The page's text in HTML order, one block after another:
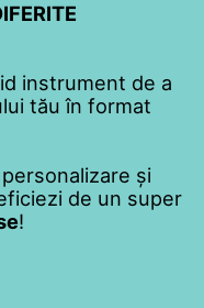
instrument de a
tău în format
și
de un super
!